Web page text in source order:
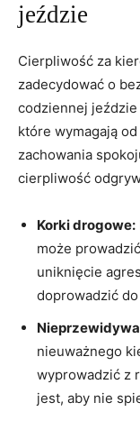
jeździe
Cierpliwość za
zadecydować o
codziennej
które wymagają
zachowania
cierpliwość
Korki drogowe:
może
uniknięcie
doprowadzić
nieuważnego
wyprowadzić z
jest, aby nie